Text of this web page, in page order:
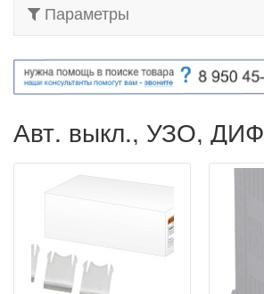
Параметры
Авт. выкл., УЗО, ДИФ